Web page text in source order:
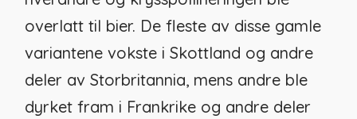
overlatt til bier. De fleste av disse gamle
variantene vokste i Skottland og andre
deler av Storbritannia, mens andre ble
dyrket fram i Frankrike og andre deler